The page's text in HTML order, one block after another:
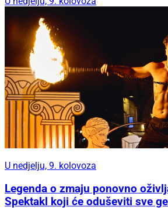
U nedjelju, 9. kolovoza
Legenda o zmaju ponovno
Spektakl koji će oduševiti sve